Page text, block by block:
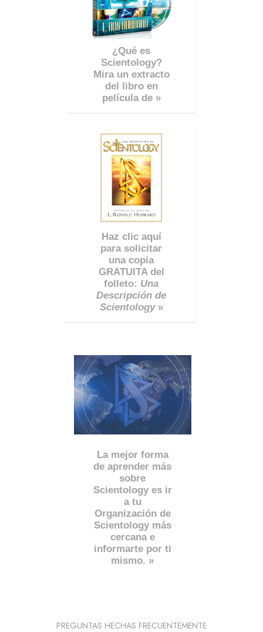
¿Qué es
Scientology?
Mira un extracto
del libro en
película de »
Haz clic aquí
para solicitar
una copia
GRATUITA del
folleto: Una
Descripción de
Scientology»
La mejor forma
de aprender más
sobre
Scientology es ir
a tu
Organización de
Scientology más
cercana e
informarte por ti
mismo. »
PREGUNTAS HECHAS FRECUENTEMENTE